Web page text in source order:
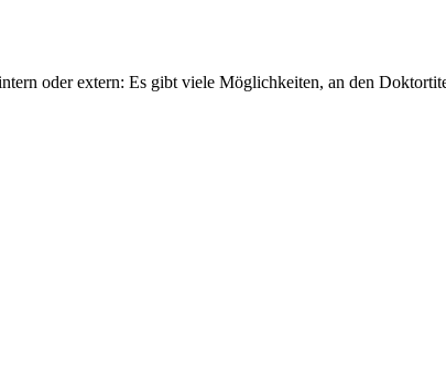
oder extern: Es gibt viele Möglichkeiten, an den